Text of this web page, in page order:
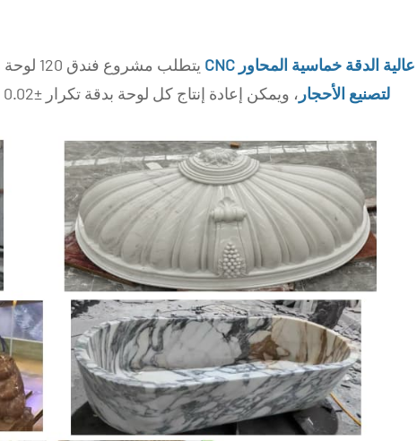
يتطلب مشروع فندق 120 لوحة رخامية متطابقة بنقوش بارزة. باستخدام
لتصنيع الأحجار